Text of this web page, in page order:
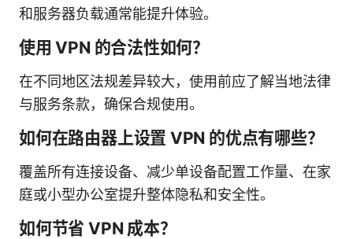
和服务器负载通常能提升体验。
使用 VPN 的合法性如何？
在不同地区法规差异较大，使用前应了解当地法律
与服务条款，确保合规使用。
如何在路由器上设置 VPN 的优点有哪些？
覆盖所有连接设备、减少单设备配置工作量、在家
庭或小型办公室提升整体隐私和安全性。
如何节省 VPN 成本？